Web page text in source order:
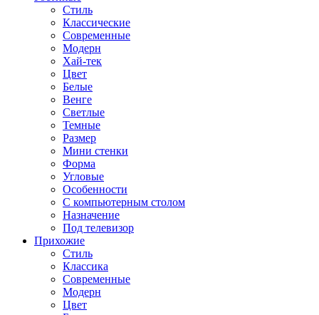
Стиль
Классические
Современные
Модерн
Хай-тек
Цвет
Белые
Венге
Светлые
Темные
Размер
Мини стенки
Форма
Угловые
Особенности
С компьютерным столом
Назначение
Под телевизор
Прихожие
Стиль
Классика
Современные
Модерн
Цвет